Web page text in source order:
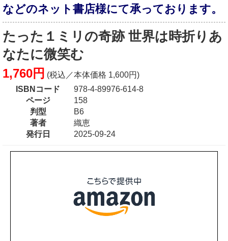
などのネット書店様にて承っております。
たった１ミリの奇跡 世界は時折りあ
なたに微笑む
1,760円 (税込／本体価格 1,600円)
ISBNコード
978-4-89976-614-8
ページ
158
判型
B6
著者
織恵
発行日
2025-09-24